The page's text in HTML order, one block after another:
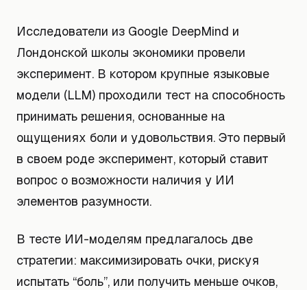
Исследователи из Google DeepMind и
Лондонской школы экономики провели
эксперимент. В котором крупные языковые
модели (LLM) проходили тест на способность
принимать решения, основанные на
ощущениях боли и удовольствия. Это первый
в своем роде эксперимент, который ставит
вопрос о возможности наличия у ИИ
элементов разумности.
В тесте ИИ-моделям предлагалось две
стратегии: максимизировать очки, рискуя
испытать “боль”, или получить меньше очков,